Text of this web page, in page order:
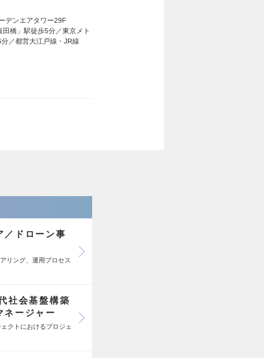
デンエアタワー29F
橋」駅徒歩5分／東京メト
／都営大江戸線・JR線
／ドローン事
リング、運用プロセス
社会基盤構築
ネージャー
クトにおけるプロジェ